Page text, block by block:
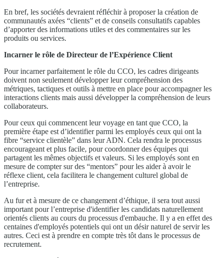
En bref, les sociétés devraient réfléchir à proposer la création de
communautés axées “clients” et de conseils consultatifs capables
d’apporter des informations utiles et des commentaires sur les
produits ou services.
Incarner le rôle de Directeur de l’Expérience Client
Pour incarner parfaitement le rôle du CCO, les cadres dirigeants
doivent non seulement développer leur compréhension des
métriques, tactiques et outils à mettre en place pour accompagner les
interactions clients mais aussi développer la compréhension de leurs
collaborateurs.
Pour ceux qui commencent leur voyage en tant que CCO, la
première étape est d’identifier parmi les employés ceux qui ont la
fibre “service clientèle” dans leur ADN. Cela rendra le processus
encourageant et plus facile, pour coordonner des équipes qui
partagent les mêmes objectifs et valeurs. Si les employés sont en
mesure de compter sur des “mentors” pour les aider à avoir le
réflexe client, cela facilitera le changement culturel global de
l’entreprise.
Au fur et à mesure de ce changement d’éthique, il sera tout aussi
important pour l’entreprise d'identifier les candidats naturellement
orientés clients au cours du processus d'embauche. Il y a en effet des
centaines d'employés potentiels qui ont un désir naturel de servir les
autres. Ceci est à prendre en compte très tôt dans le processus de
recrutement.